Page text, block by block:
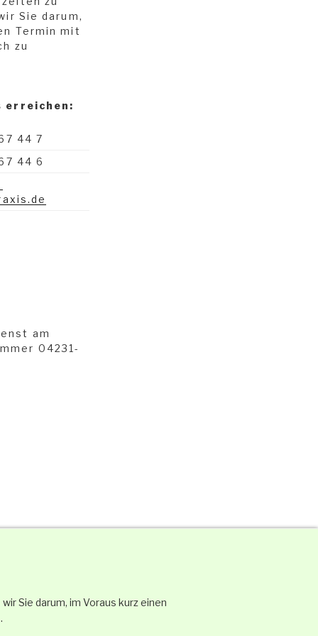
Sie darum,
Termin mit
zu
erreichen:
44 7
44 6
am
04231-
Sie darum, im Voraus kurz einen